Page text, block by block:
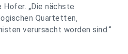
„Die nächste
Quartetten,
verursacht worden sind.“